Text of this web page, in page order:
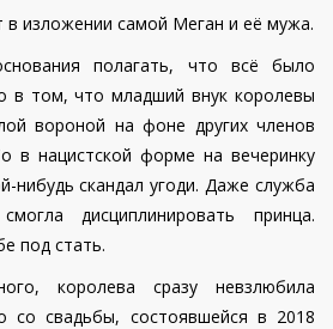
в изложении самой Меган и её мужа.
полагать, что всё было
в том, что младший внук королевы
вороной на фоне других членов
в нацистской форме на вечеринку
нибудь скандал угоди. Даже служба
дисциплинировать принца.
под стать.
королева сразу невзлюбила
свадьбы, состоявшейся в 2018